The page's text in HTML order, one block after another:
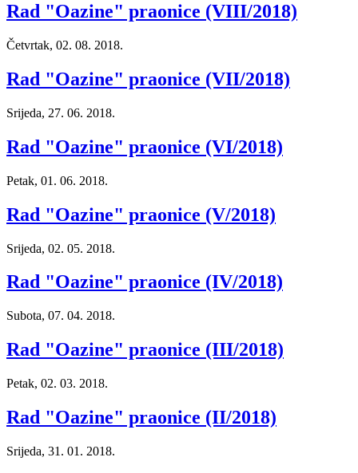
Rad "Oazine" praonice (VIII/2018)
Četvrtak, 02. 08. 2018.
Rad "Oazine" praonice (VII/2018)
Srijeda, 27. 06. 2018.
Rad "Oazine" praonice (VI/2018)
Petak, 01. 06. 2018.
Rad "Oazine" praonice (V/2018)
Srijeda, 02. 05. 2018.
Rad "Oazine" praonice (IV/2018)
Subota, 07. 04. 2018.
Rad "Oazine" praonice (III/2018)
Petak, 02. 03. 2018.
Rad "Oazine" praonice (II/2018)
Srijeda, 31. 01. 2018.